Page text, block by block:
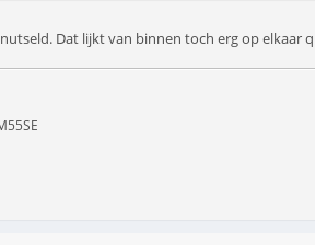
Dat lijkt van binnen toch erg op